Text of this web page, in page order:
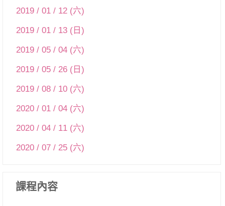
2019 / 01 / 12 (六)
2019 / 01 / 13 (日)
2019 / 05 / 04 (六)
2019 / 05 / 26 (日)
2019 / 08 / 10 (六)
2020 / 01 / 04 (六)
2020 / 04 / 11 (六)
2020 / 07 / 25 (六)
課程內容